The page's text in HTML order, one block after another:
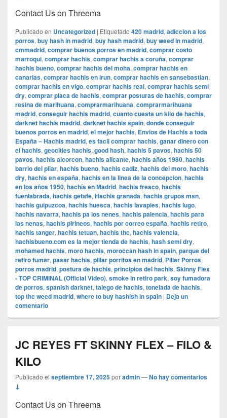
Contact Us on Threema
Publicado en Uncategorized | Etiquetado 420 madrid, adiccion a los
porros, buy hash in madrid, buy hash madrid, buy weed in madrid,
cmmadrid, comprar buenos porros en madrid, comprar costo
marroqui, comprar hachis, comprar hachis a coruña, comprar
hachis bueno, comprar hachis del moha, comprar hachis en
canarias, comprar hachis en irun, comprar hachis en sansebastian,
comprar hachis en vigo, comprar hachis real, comprar hachis semi
dry, comprar placa de hachis, comprar posturas de hachis, comprar
resina de marihuana, comprarmarihuana, comprarmarihuana
madrid, conseguir hachis madrid, cuanto cuesta un kilo de hachis,
darknet hachis madrid, darknet hachis spain, donde conseguir
buenos porros en madrid, el mejor hachis, Envios de Hachis a toda
España – Hachis madrid, es facil comprar hachis, ganar dinero con
el hachis, geocities hachis, good hash, hachis 5 pavos, hachis 50
pavos, hachis alcorcon, hachis alicante, hachis años 1980, hachis
barrio del pilar, hachis bueno, hachis cadiz, hachis del moro, hachis
dry, hachis en españa, hachis en la linea de la concepcion, hachis
en los años 1950, hachís en Madrid, hachis fresco, hachis
fuenlabrada, hachis getafe, Hachis granada, hachis grupos msn,
hachis guipuzcoa, hachis huesca, hachis lavapies, hachis lugo,
hachis navarra, hachis pa los nenes, hachis palencia, hachis para
las nenas, hachis pirineos, hachis por correo españa, hachis retiro,
hachis tanger, hachis tetuan, hachis thc, hachis valencia,
hachisbueno.com es la mejor tienda de hachis, hash semi dry,
mohamed hachis, moro hachis, moroccan hash in spain, parque del
retiro fumar, pasar hachis, pillar porritos en madrid, Pillar Porros,
porros madrid, postura de hachis, principios del hachis, Skinny Flex
- TOP CRIMINAL (Official Video), smoke in retiro park, soy fumadora
de porros, spanish darknet, talego de hachis, tonelada de hachis,
top thc weed madrid, where to buy hashish in spain | Deja un
comentario
JC REYES FT SKINNY FLEX – FILO &
KILO
Publicado el septiembre 17, 2025poradmin—No hay comentarios
↓
Contact Us on Threema